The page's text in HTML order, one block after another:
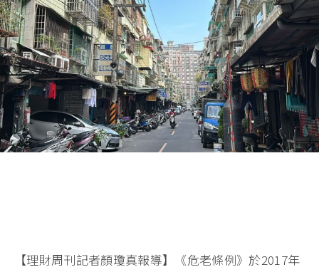
【理財周刊記者顏瓊真報導】《危老條例》於2017年